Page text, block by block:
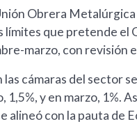
Obrera
que pretende el
marzo, con revisión
cámaras del sector
1,5%, y en marzo, 1%.
alineó con la pauta de